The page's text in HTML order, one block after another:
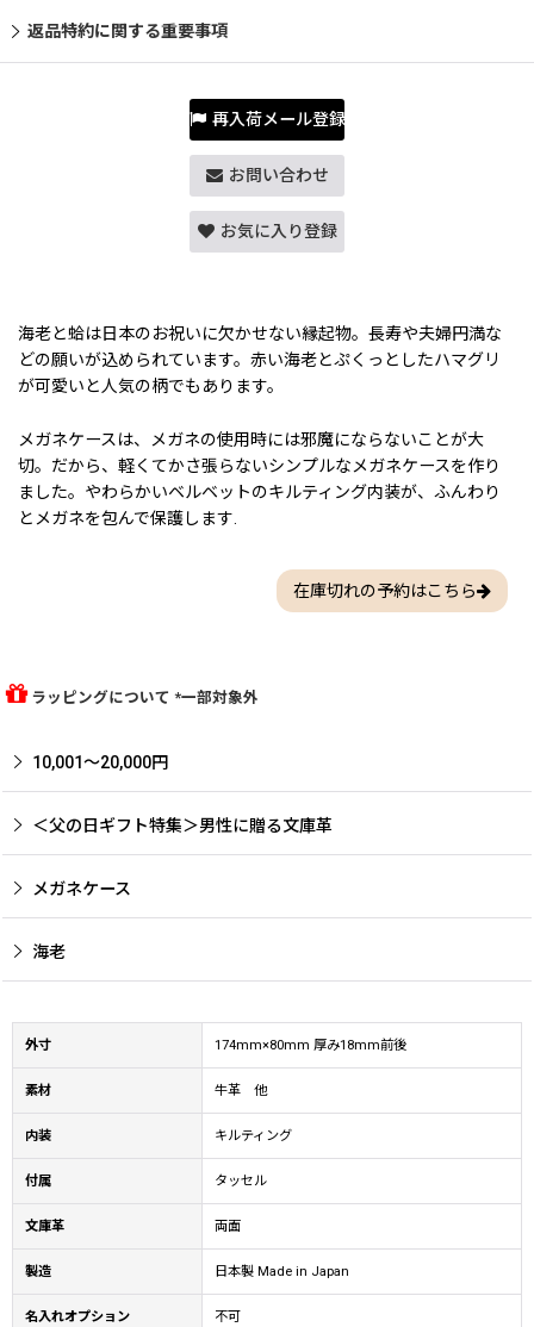
返品特約に関する重要事項
再入荷メール登録
お問い合わせ
お気に入り登録
海老と蛤は日本のお祝いに欠かせない縁起物。長寿や夫婦円満な
どの願いが込められています。赤い海老とぷくっとしたハマグリ
が可愛いと人気の柄でもあります。
メガネケースは、メガネの使用時には邪魔にならないことが大
切。だから、軽くてかさ張らないシンプルなメガネケースを作り
ました。やわらかいベルベットのキルティング内装が、ふんわり
とメガネを包んで保護します.
在庫切れの予約はこちら
ラッピングについて *一部対象外
10,001〜20,000円
＜父の日ギフト特集＞男性に贈る文庫革
メガネケース
海老
外寸 174mm×80mm 厚み18mm前後
素材 牛革 他
内装 キルティング
付属 タッセル
文庫革 両面
製造 日本製 Made in Japan
名入れオプション 不可